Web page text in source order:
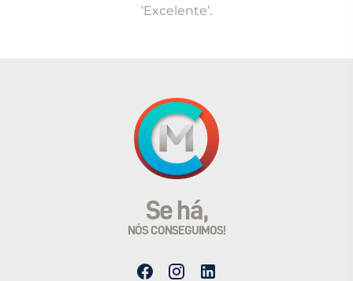
‘Excelente’.
Se há,
NÓS CONSEGUIMOS!